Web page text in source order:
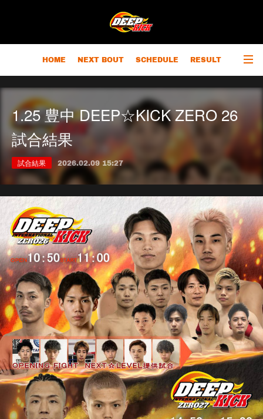
HOME NEXT BOUT SCHEDULE RESULT
RANKING CHAMPIONS OUTLINE
1.25 豊中 DEEP☆KICK ZERO 26
試合結果
試合結果 2026.02.09 15:27